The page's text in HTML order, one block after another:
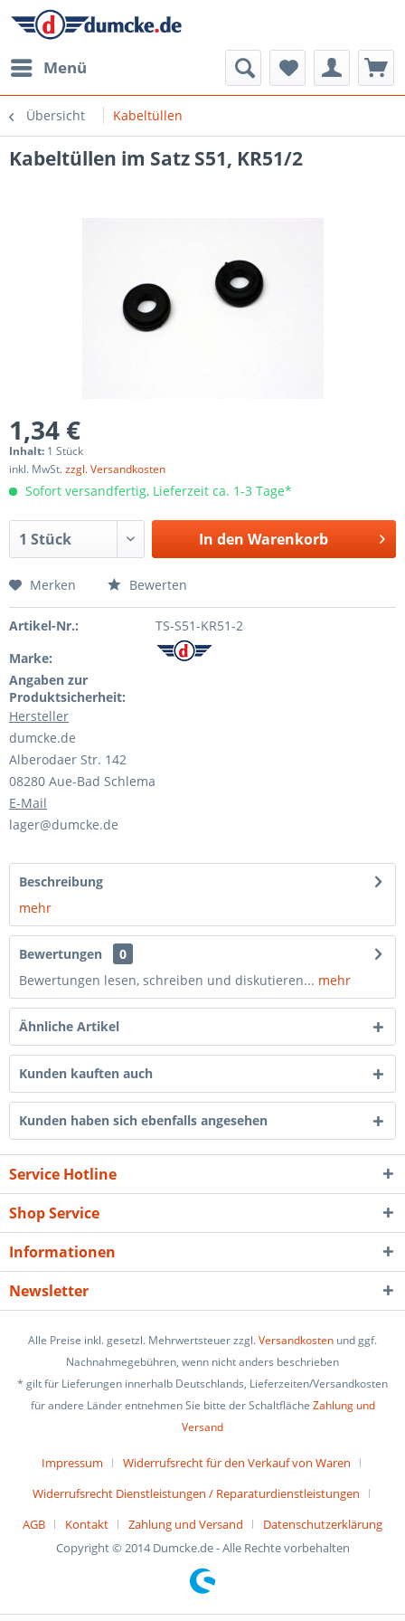
Menü
Übersicht Kabeltüllen
Kabeltüllen im Satz S51, KR51/2
1,34 €
Inhalt: 1 Stück
inkl. MwSt.zzgl. Versandkosten
Sofort versandfertig, Lieferzeit ca. 1-3 Tage*
In den Warenkorb
Merken Bewerten
Artikel-Nr.:
TS-S51-KR51-2
Marke:
Angaben zur
Produktsicherheit:
Hersteller
dumcke.de
Alberodaer Str. 142
08280 Aue-Bad Schlema
E-Mail
lager@dumcke.de
Beschreibung
mehr
Bewertungen
0
Bewertungen lesen, schreiben und diskutieren... mehr
Ähnliche Artikel
Kunden kauften auch
Kunden haben sich ebenfalls angesehen
Service Hotline
Shop Service
Informationen
Newsletter
Alle Preise inkl. gesetzl. Mehrwertsteuer zzgl.Versandkosten und ggf.
Nachnahmegebühren, wenn nicht anders beschrieben
* gilt für Lieferungen innerhalb Deutschlands, Lieferzeiten/Versandkosten
für andere Länder entnehmen Sie bitte der Schaltfläche Zahlung und
Versand
Impressum
Widerrufsrecht für den Verkauf von Waren
Widerrufsrecht Dienstleistungen / Reparaturdienstleistungen
AGB
Kontakt Zahlung und Versand
Datenschutzerklärung
Copyright © 2014 Dumcke.de - Alle Rechte vorbehalten